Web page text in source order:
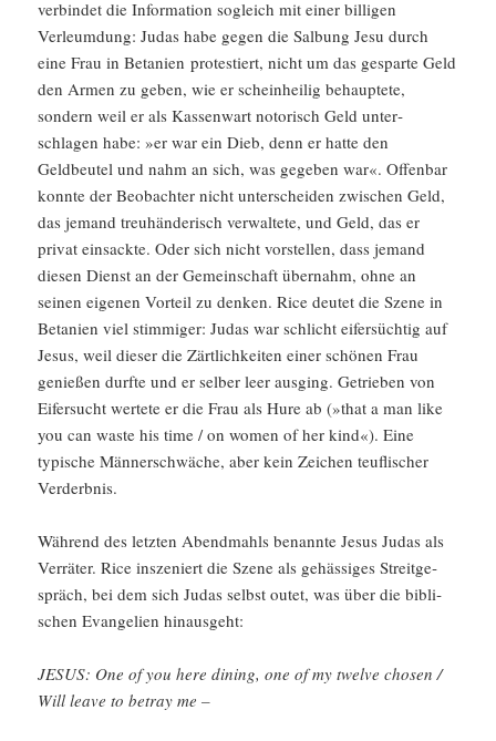
verbindet die Infor­ma­tion sogleich mit einer billigen
Verleum­dung: Judas habe gegen die Salbung Jesu durch
eine Frau in Betanien prote­stiert, nicht um das gesparte Geld
den Armen zu geben, wie er schein­heilig behaup­tete,
sondern weil er als Kassen­wart notorisch Geld unter­
schlagen habe: »er war ein Dieb, denn er hatte den
Geldbeutel und nahm an sich, was gegeben war«. Offenbar
konnte der Beobachter nicht unter­scheiden zwischen Geld,
das jemand treuhän­de­risch verwal­tete, und Geld, das er
privat einsackte. Oder sich nicht vorstellen, dass jemand
diesen Dienst an der Gemein­schaft übernahm, ohne an
seinen eigenen Vorteil zu denken. Rice deutet die Szene in
Betanien viel stimmiger: Judas war schlicht eifer­süchtig auf
Jesus, weil dieser die Zärtlich­keiten einer schönen Frau
genießen durfte und er selber leer ausging. Getrieben von
Eifer­sucht wertete er die Frau als Hure ab (»that a man like
you can waste his time /​ on women of her kind«). Eine
typische Männer­schwäche, aber kein Zeichen teufli­scher
Verderbnis.
Während des letzten Abend­mahls benannte Jesus Judas als
Verräter. Rice insze­niert die Szene als gehäs­siges Streit­ge­
spräch, bei dem sich Judas selbst outet, was über die bibli­
schen Evange­lien hinaus­geht:
JESUS: One of you here dining, one of my twelve chosen /​
Will leave to betray me –